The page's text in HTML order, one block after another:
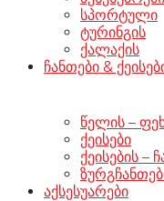
სპორტული
ტურინგის
ქალაქის
ჩანთები &
წელის –
ქეისები
ქეისების –
აქსესუარები